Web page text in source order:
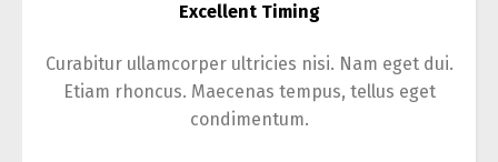
Excellent Timing
Curabitur ullamcorper ultricies nisi. Nam eget dui.
Etiam rhoncus. Maecenas tempus, tellus eget
condimentum.